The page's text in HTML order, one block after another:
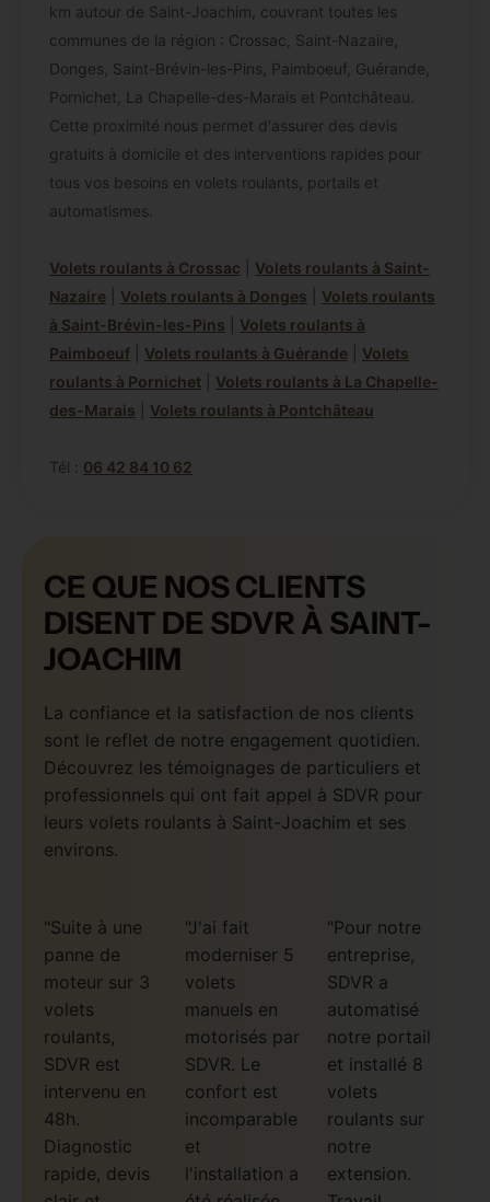
km autour de Saint-Joachim, couvrant toutes les
communes de la région : Crossac, Saint-Nazaire,
Donges, Saint-Brévin-les-Pins, Paimboeuf, Guérande,
Pornichet, La Chapelle-des-Marais et Pontchâteau.
Cette proximité nous permet d'assurer des devis
gratuits à domicile et des interventions rapides pour
tous vos besoins en volets roulants, portails et
automatismes.
Volets roulants à Crossac
Volets roulants à Saint-
Nazaire
Volets roulants à Donges
Volets roulants
à Saint-Brévin-les-Pins
Volets roulants à
Paimboeuf
Volets roulants à Guérande
Volets
roulants à Pornichet
Volets roulants à La Chapelle-
des-Marais
Volets roulants à Pontchâteau
Tél : 06 42 84 10 62
CE QUE NOS CLIENTS
DISENT DE SDVR À SAINT-
JOACHIM
La confiance et la satisfaction de nos clients
sont le reflet de notre engagement quotidien.
Découvrez les témoignages de particuliers et
professionnels qui ont fait appel à SDVR pour
leurs volets roulants à Saint-Joachim et ses
environs.
"Suite à une
panne de
moteur sur 3
volets
roulants,
SDVR est
intervenu en
48h.
Diagnostic
rapide, devis
"J'ai fait
moderniser 5
volets
manuels en
motorisés par
SDVR. Le
confort est
incomparable
et
l'installation a
"Pour notre
entreprise,
SDVR a
automatisé
notre portail
et installé 8
volets
roulants sur
notre
extension.